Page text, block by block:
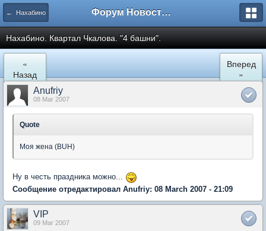
← Нахабино Форум Новостройки
Нахабино. Квартал Чкалова. "4 башни".
«
Назад
Вперед
»
Anufriy
08 Mar 2007
Quote
Моя жена (BUH)
Ну в честь праздника можно...
Сообщение отредактировал Anufriy: 08 March 2007 - 21:09
VIP
09 Mar 2007